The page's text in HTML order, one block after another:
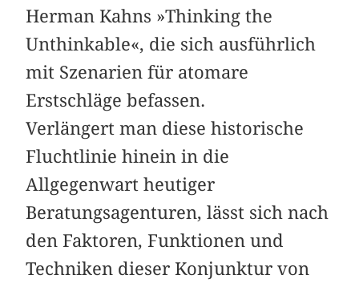
Herman Kahns »Thinking the
Unthinkable«, die sich ausführlich
mit Szenarien für atomare
Erstschläge befassen.
Verlängert man diese historische
Fluchtlinie hinein in die
Allgegenwart heutiger
Beratungsagenturen, lässt sich nach
den Faktoren, Funktionen und
Techniken dieser Konjunktur von